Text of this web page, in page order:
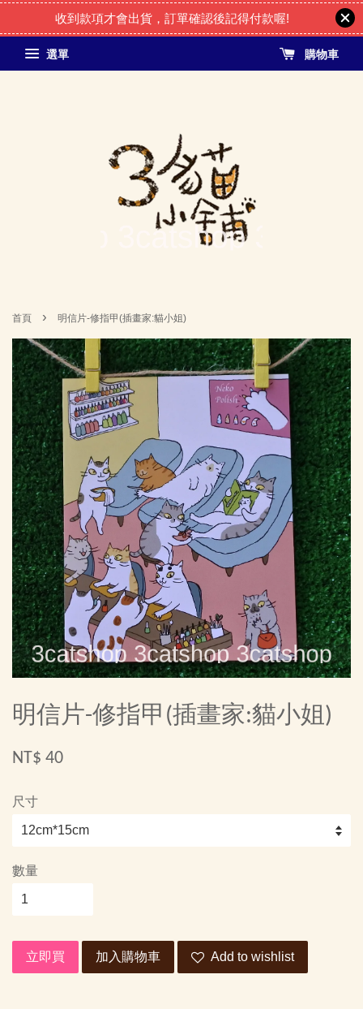
收到款項才會出貨，訂單確認後記得付款喔!
選單 購物車
首頁 › 明信片-修指甲(插畫家:貓小姐)
明信片-修指甲(插畫家:貓小姐)
NT$ 40
尺寸
數量
立即買 加入購物車 Add to wishlist